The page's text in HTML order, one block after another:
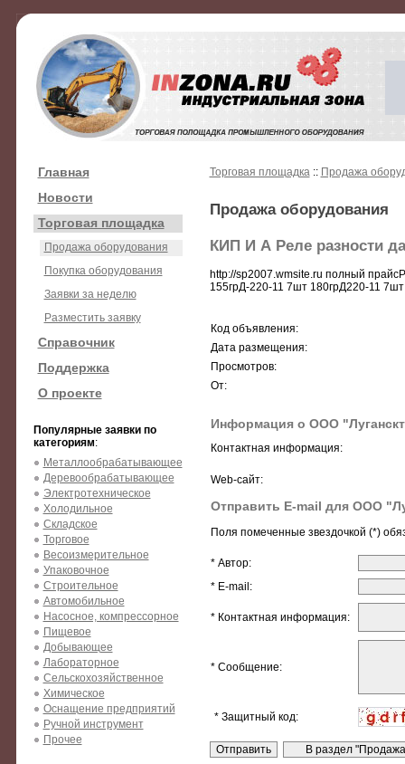
Главная
Новости
Торговая площадка
Продажа оборудования
Покупка оборудования
Заявки за неделю
Разместить заявку
Справочник
Поддержка
О проекте
Популярные заявки по
категориям:
Металлообрабатывающее
Деревообрабатывающее
Электротехническое
Холодильное
Складское
Торговое
Весоизмерительное
Упаковочное
Строительное
Автомобильное
Насосное, компрессорное
Пищевое
Добывающее
Лабораторное
Сельскохозяйственное
Химическое
Оснащение предприятий
Ручной инструмент
Прочее
Торговая площадка:: Продажа
Продажа оборудования
КИП И А Реле разности
http://sp2007.wmsite.ru полный
155грД-220-11 7шт 180грД220-11
Код объявления:
Дата размещения:
Просмотров:
От:
Информация о ООО
Контактная информация:
Web-сайт:
Отправить E-mail для ООО
Поля помеченные звездочкой (*)
* Автор:
* E-mail:
* Контактная информация:
* Сообщение:
* Защитный код: